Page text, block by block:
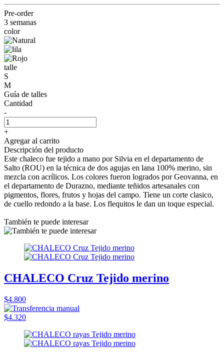
Pre-order
3 semanas
color
talle
S
M
Guía de talles
Cantidad
-
+
Agregar al carrito
Descripción del producto
Este chaleco fue tejido a mano por Silvia en el departamento de
Salto (ROU) en la técnica de dos agujas en lana 100% merino, sin
mezcla con acrílicos. Los colores fueron logrados por Geovanna, en
el departamento de Durazno, mediante teñidos artesanales con
pigmentos, flores, frutos y hojas del campo. Tiene un corte clasico,
de cuello redondo a la base. Los flequitos le dan un toque especial.
También te puede interesar
CHALECO Cruz Tejido merino
$4.800
$4.320